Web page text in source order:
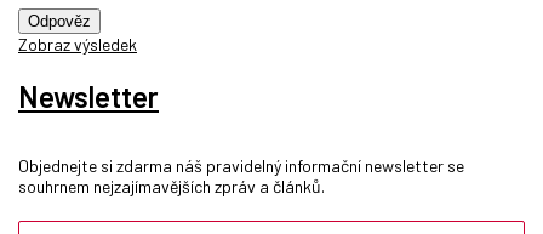
Odpověz
Zobraz výsledek
Newsletter
Objednejte si zdarma náš pravidelný informační newsletter se
souhrnem nejzajímavějších zpráv a článků.